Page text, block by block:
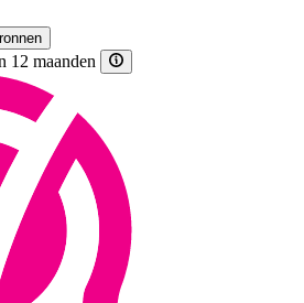
12 maanden